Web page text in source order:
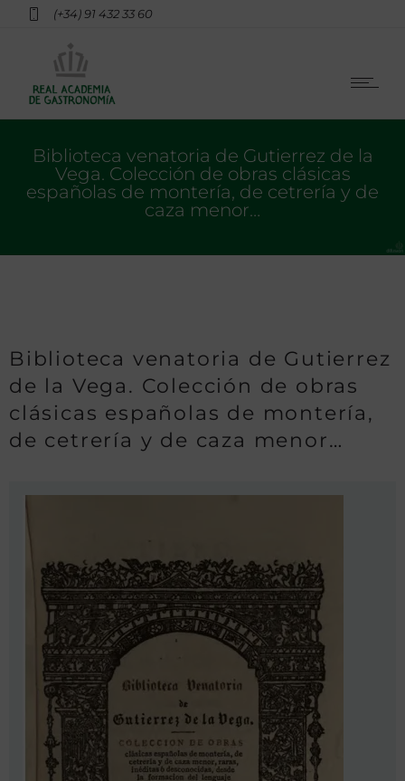
(+34) 91 432 33 60
Biblioteca venatoria de Gutierrez de la
Vega. Colección de obras clásicas
españolas de montería, de cetrería y de
caza menor…
Biblioteca venatoria de Gutierrez
de la Vega. Colección de obras
clásicas españolas de montería,
de cetrería y de caza menor…